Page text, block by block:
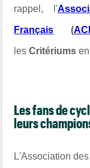
rappel, l'
Français (
lesCritériums
Les fans de
leurs
L'Association